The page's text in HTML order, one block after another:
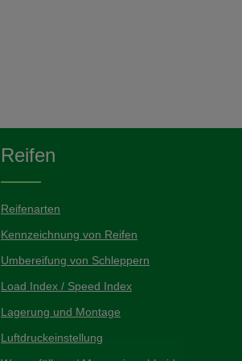
Reifen
Reifenarten
Kennzeichnung von Reifen
Umbereifung von Schleppern
Load Index / Speed Index
Lagerung und Montage
Luftdruckeinstellung